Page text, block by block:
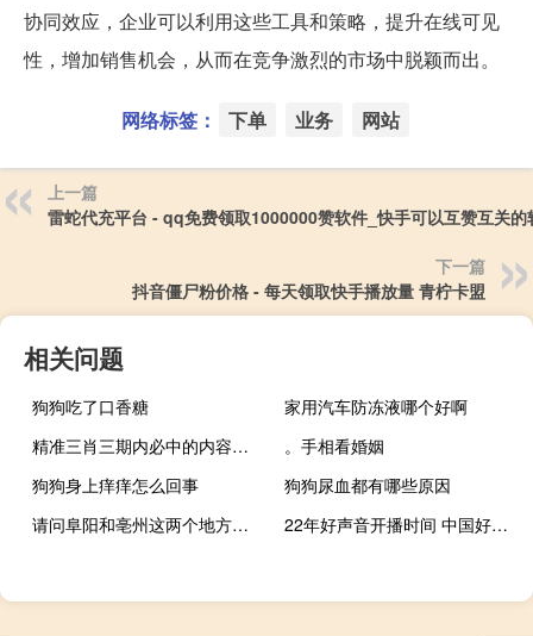
协同效应，企业可以利用这些工具和策略，提升在线可见
性，增加销售机会，从而在竞争激烈的市场中脱颖而出。
网络标签： 下单 业务 网站
上一篇
雷蛇代充平台 - qq免费领取1000000赞软件_快手可以互赞互关的
下一篇
抖音僵尸粉价格 - 每天领取快手播放量 青柠卡盟
相关问题
狗狗吃了口香糖
家用汽车防冻液哪个好啊
精准三肖三期内必中的内容：辅助解析落实-2086.PL.203
。手相看婚姻
狗狗身上痒痒怎么回事
狗狗尿血都有哪些原因
请问阜阳和亳州这两个地方的哪所幼师学院好些 幼师学校哪个好
22年好声音开播时间 中国好声音播出时间